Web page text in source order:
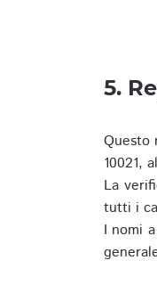
5.
Questo
10021,
La
tutti i
I nomi